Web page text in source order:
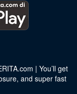
| You’ll get
and super fast